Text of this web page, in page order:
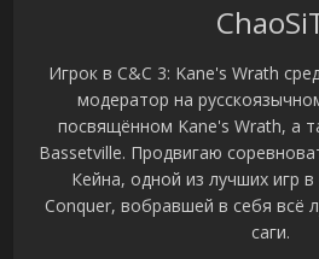
Игрок в C&C 3: Kane's Wrath
модератор на
посвящённом Kane's Wrath, а
Bassetville. Продвигаю
Кейна, одной из лучших игр
Conquer, вобравшей в себя всё
саги.